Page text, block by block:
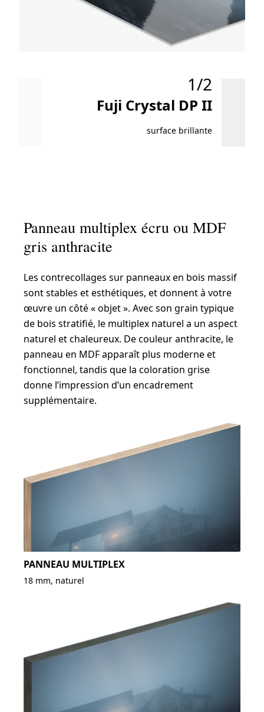
1/2
Fuji Crystal DP II
surface brillante
Panneau multiplex écru ou MDF
gris anthracite
Les contrecollages sur panneaux en bois massif
sont stables et esthétiques, et donnent à votre
œuvre un côté « objet ». Avec son grain typique
de bois stratifié, le multiplex naturel a un aspect
naturel et chaleureux. De couleur anthracite, le
panneau en MDF apparaît plus moderne et
fonctionnel, tandis que la coloration grise
donne l’impression d’un encadrement
supplémentaire.
PANNEAU MULTIPLEX
18 mm, naturel